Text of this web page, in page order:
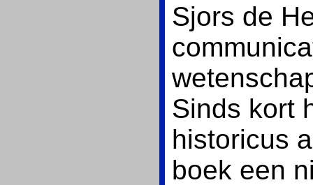
Sjors de
Sinds kort
historicus
boek een